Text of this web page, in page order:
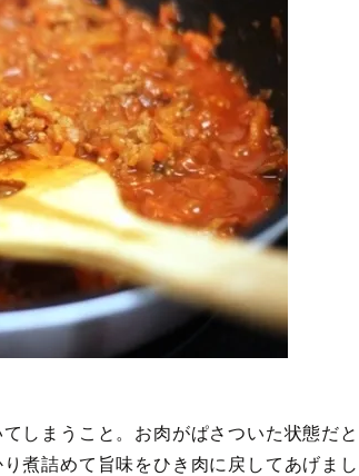
しまうこと。お肉がぱさついた状態だと
煮詰めて旨味をひき肉に戻してあげまし